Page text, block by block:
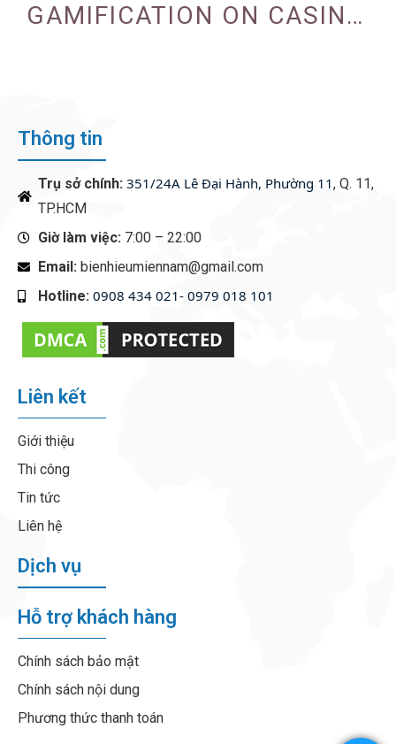
GAMIFICATION ON CASINO
Thông tin
Trụ sở chính: 351/24A Lê Đại Hành, Phường 11, Q. 11,
TP.HCM
Giờ làm việc: 7:00 – 22:00
Email: bienhieumiennam@gmail.com
Hotline: 0908 434 021- 0979 018 101
Liên kết
Giới thiệu
Thi công
Tin tức
Liên hệ
Dịch vụ
Hỗ trợ khách hàng
Chính sách bảo mật
Chính sách nội dung
Phương thức thanh toán